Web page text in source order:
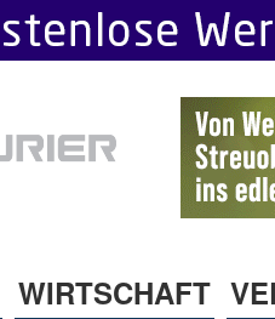
WIRTSCHAFT